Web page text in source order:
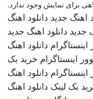
برای نمایش وجود ندارد.
اهنگ جدید دانلود اهنگ
جدید دانلود اهنگ جدید
اینستاگرام دانلود اهنگ
اینستاگرام خرید بک
اینستاگرام دانلود اهنگ
بک لینک دانلود اهنگ